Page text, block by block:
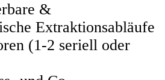
&
Extraktionsabläufe
(1-2 seriell oder